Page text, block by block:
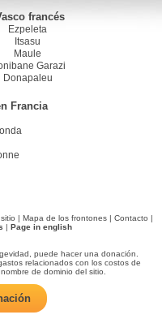
francés
Ezpeleta
Itsasu
Maule
Garazi
Donapaleu
Francia
| Mapa de los frontones | Contacto |
| Page in english
puede hacer una donación.
relacionados con los costos de
de dominio del sitio.